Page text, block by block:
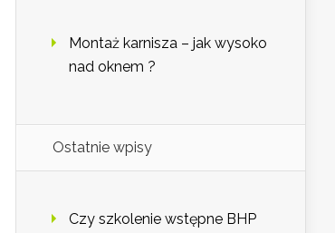
Montaż karnisza – jak wysoko
nad oknem ?
Ostatnie wpisy
Czy szkolenie wstępne BHP